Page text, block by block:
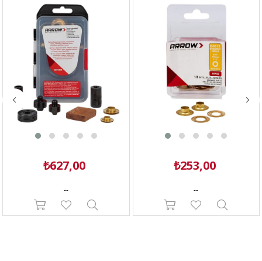
₺627,00
--
₺253,00
--